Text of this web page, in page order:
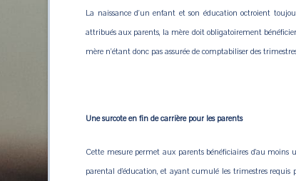
La naissance d'un enfant et son éducation octroient
attribués aux parents, la mère doit obligatoirement
mère n'étant donc pas assurée de comptabiliser des
Une surcote en fin de carrière pour les parents
Cette mesure permet aux parents bénéficiaires d’au moins
parental d’éducation, et ayant cumulé les trimestres